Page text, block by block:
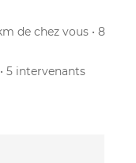
de chez vous • 8
5 intervenants